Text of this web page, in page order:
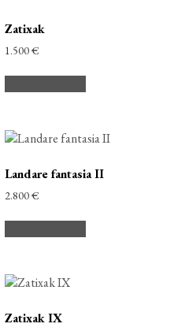
Zatixak
1.500€
Landare fantasia II
2.800€
Zatixak IX